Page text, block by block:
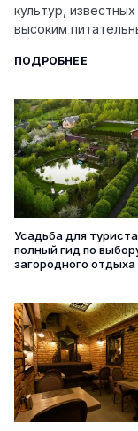
культур,
высоким
ПОДРОБНЕЕ
Усадьба для
полный гид по
загородного отдыха